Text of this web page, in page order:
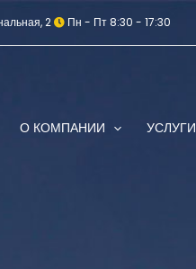
2 Пн - Пт 8:30 - 17:30
О КОМПАНИИ УСЛУГИ